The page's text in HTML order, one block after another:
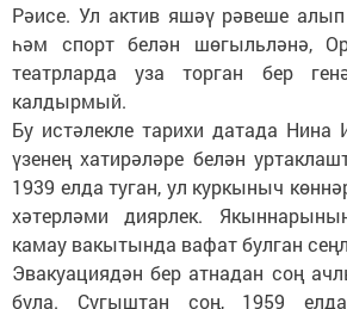
Рәисе. Ул актив яшәү рәвеше алып
һәм спорт белән шөгыльләнә,
театрларда уза торган бер
калдырмый.
Бу истәлекле тарихи датада Нина
үзенең хатирәләре белән
1939 елда туган, ул куркыныч
хәтерләми диярлек.
камау вакытында вафат булган
Эвакуациядән бер атнадан соң
була. Сугыштан соң, 1959